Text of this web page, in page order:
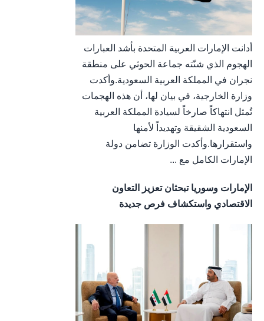
أدانت الإمارات العربية المتحدة بأشد العبارات
الهجوم الذي شنّته جماعة الحوثي على منطقة
نجران في المملكة العربية السعودية.وأكدت
وزارة الخارجية، في بيان لها، أن هذه الهجمات
تُمثل انتهاكاً صارخاً لسيادة المملكة العربية
السعودية الشقيقة وتهديداً لأمنها
واستقرارها.وأكدت الوزارة تضامن دولة
الإمارات الكامل مع ...
الإمارات وسوريا تبحثان تعزيز التعاون
الاقتصادي واستكشاف فرص جديدة